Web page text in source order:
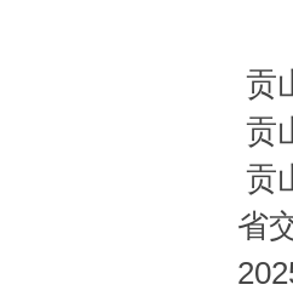
贡山县交
贡山县交
贡山公
省交通执法
2025年